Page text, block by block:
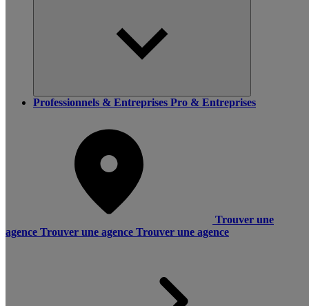
Professionnels & Entreprises Pro & Entreprises
Trouver une
agence Trouver une agence Trouver une agence